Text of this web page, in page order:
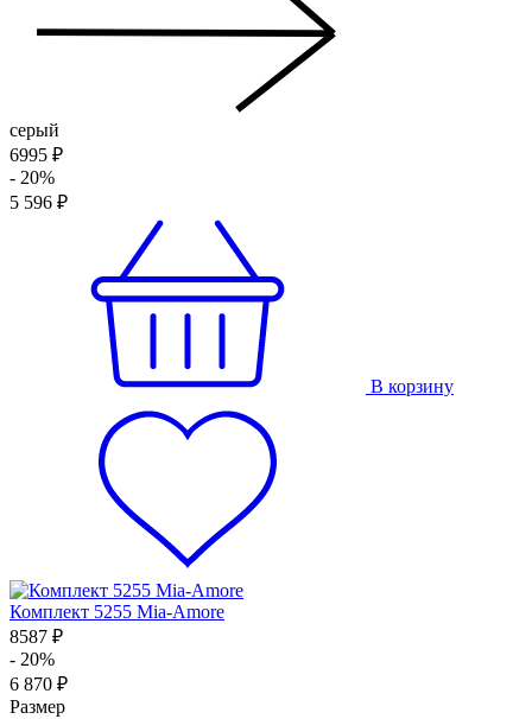
серый
6995 ₽
- 20%
5 596 ₽
В корзину
Комплект 5255 Mia-Amore
8587 ₽
- 20%
6 870 ₽
Размер